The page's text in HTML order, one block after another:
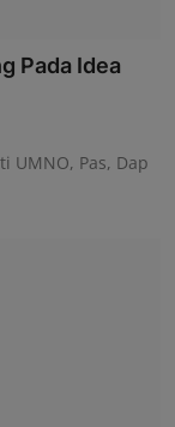
Pada Idea
UMNO, Pas, Dap